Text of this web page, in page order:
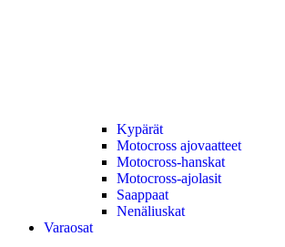
Kypärät
Motocross ajovaatteet
Motocross-hanskat
Motocross-ajolasit
Saappaat
Nenäliuskat
Varaosat